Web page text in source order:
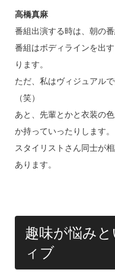
高橋真麻
番組出演する時は、朝の
番組はボディラインを出
ります。
ただ、私はヴィジュアル
（笑）
あと、先輩とかと衣装の
か持っていったりします。
スタイリストさん同士が
あります。
趣味が悩み
ィブ